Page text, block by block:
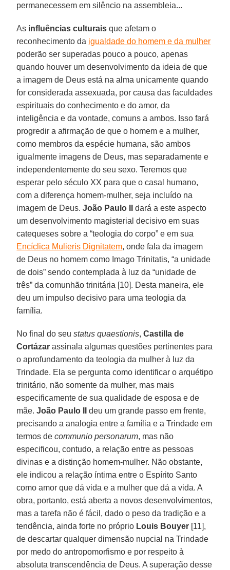
permanecessem em silêncio na assembleia...
As influências culturais que afetam o
reconhecimento da igualdade do homem e da mulher
poderão ser superadas pouco a pouco, apenas
quando houver um desenvolvimento da ideia de que
a imagem de Deus está na alma unicamente quando
for considerada assexuada, por causa das faculdades
espirituais do conhecimento e do amor, da
inteligência e da vontade, comuns a ambos. Isso fará
progredir a afirmação de que o homem e a mulher,
como membros da espécie humana, são ambos
igualmente imagens de Deus, mas separadamente e
independentemente do seu sexo. Teremos que
esperar pelo século XX para que o casal humano,
com a diferença homem-mulher, seja incluído na
imagem de Deus.João Paulo II
dará a este aspecto
um desenvolvimento magisterial decisivo em suas
catequeses sobre a “teologia do corpo” e em sua
Encíclica Mulieris Dignitatem, onde fala da imagem
de Deus no homem como Imago Trinitatis, “a unidade
de dois” sendo contemplada à luz da “unidade de
três” da comunhão trinitária [10]. Desta maneira, ele
deu um impulso decisivo para uma teologia da
família.
No final do seustatus quaestionis,Castilla de
Cortázar assinala algumas questões pertinentes para
o aprofundamento da teologia da mulher à luz da
Trindade. Ela se pergunta como identificar o arquétipo
trinitário, não somente da mulher, mas mais
especificamente de sua qualidade de esposa e de
mãe.João Paulo II
deu um grande passo em frente,
precisando a analogia entre a família e a Trindade em
termos decommunio personarum, mas não
especificou, contudo, a relação entre as pessoas
divinas e a distinção homem-mulher. Não obstante,
ele indicou a relação íntima entre o Espírito Santo
como amor que dá vida e a mulher que dá a vida. A
obra, portanto, está aberta a novos desenvolvimentos,
mas a tarefa não é fácil, dado o peso da tradição e a
tendência, ainda forte no próprio Louis Bouyer [11],
de descartar qualquer dimensão nupcial na Trindade
por medo do antropomorfismo e por respeito à
absoluta transcendência de Deus. A superação desse